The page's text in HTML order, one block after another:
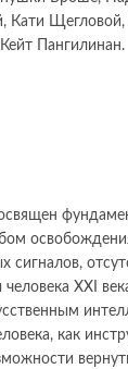
Кати
Пангилинан.
XXI
как